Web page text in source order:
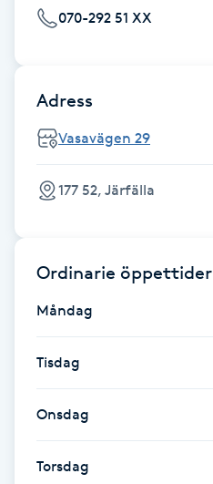
Gellack med förstärkning
Gravidmassage
Gravidyoga
Hatha Yoga
Headspa
070-292 51 XX
Adress
Vasavägen 29
177 52, Järfälla
Ordinarie öppettider
Måndag
Tisdag
Onsdag
Torsdag